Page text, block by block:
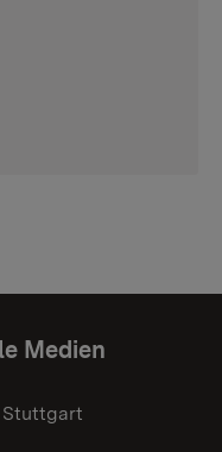
Medien
Stuttgart